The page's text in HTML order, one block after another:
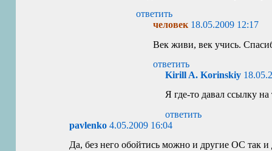
ответить
человек 18.05.2009 12:17
Век живи, век учись.
ответить
Kirill A. Korinskiy
Я где-то давал ссылку
ответить
pavlenko 4.05.2009 16:04
Да, без него обойтись можно и другие ОС так